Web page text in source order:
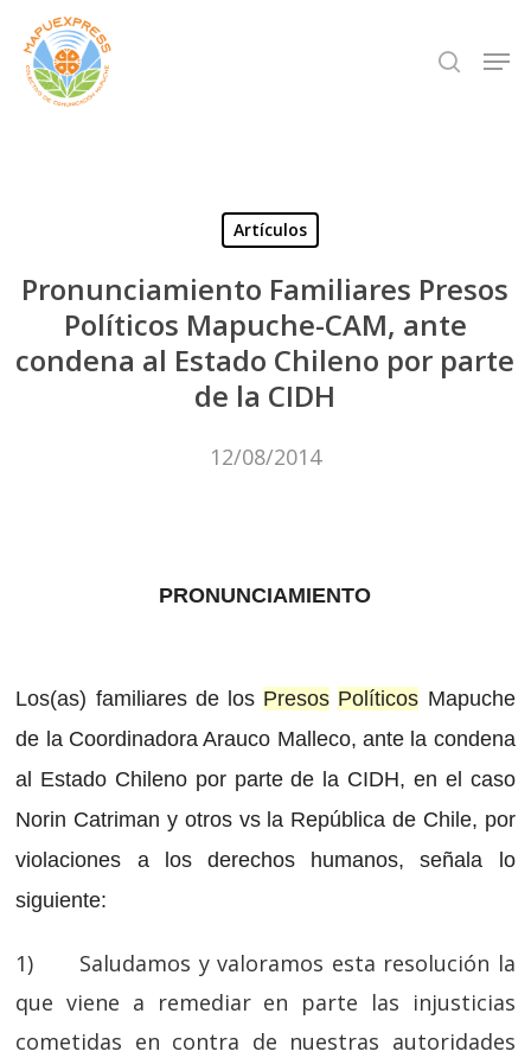
Skip
main
search
Artículos
Pronunciamiento Familiares Presos
Políticos Mapuche-CAM, ante
condena al Estado Chileno por parte
de la CIDH
12/08/2014
PRONUNCIAMIENTO
Los(as) familiares de los Presos Políticos Mapuche
de la Coordinadora Arauco Malleco, ante la condena
al Estado Chileno por parte de la CIDH, en el caso
Norin Catriman y otros vs la República de Chile, por
violaciones a los derechos humanos, señala lo
siguiente:
1) Saludamos y valoramos esta resolución la
que viene a remediar en parte las injusticias
cometidas en contra de nuestras autoridades
Close